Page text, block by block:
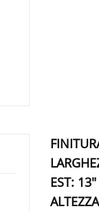
EST: 13"